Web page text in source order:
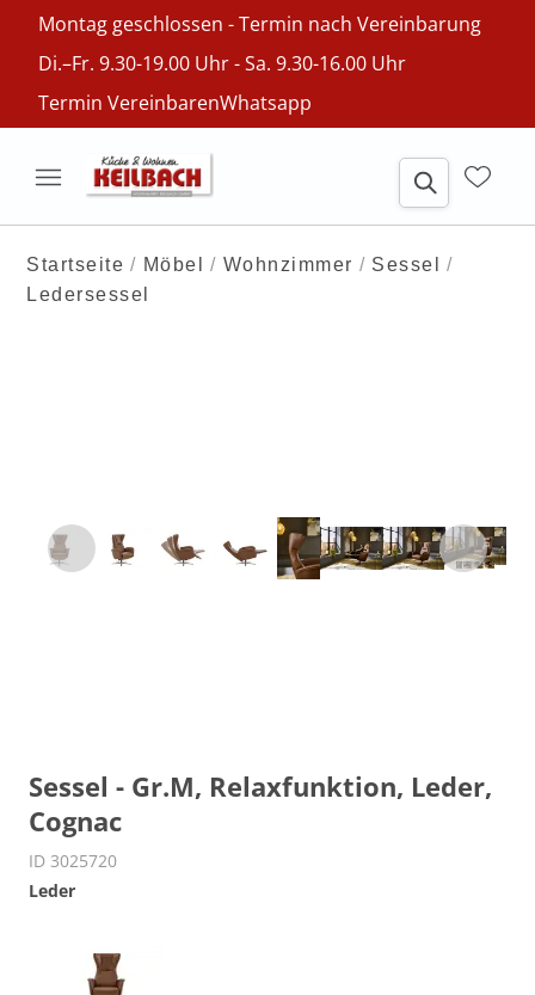
Montag geschlossen - Termin nach Vereinbarung
Di.–Fr. 9.30-19.00 Uhr - Sa. 9.30-16.00 Uhr
Termin VereinbarenWhatsapp
Startseite Möbel Wohnzimmer
Sessel
Ledersessel
Sessel - Gr.M, Relaxfunktion, Leder,
Cognac
ID 3025720
Leder